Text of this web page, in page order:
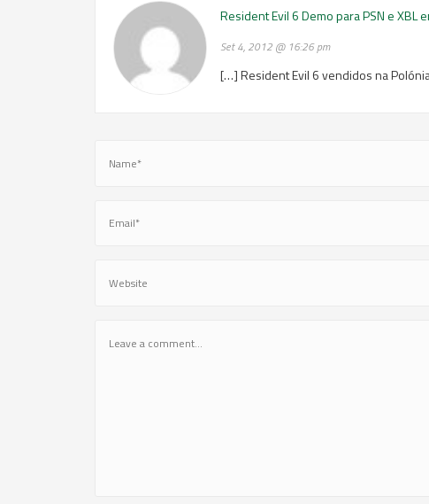
Resident Evil 6 Demo para PSN e XBL
Set 4, 2012 @ 16:26 pm
[…] Resident Evil 6 vendidos na